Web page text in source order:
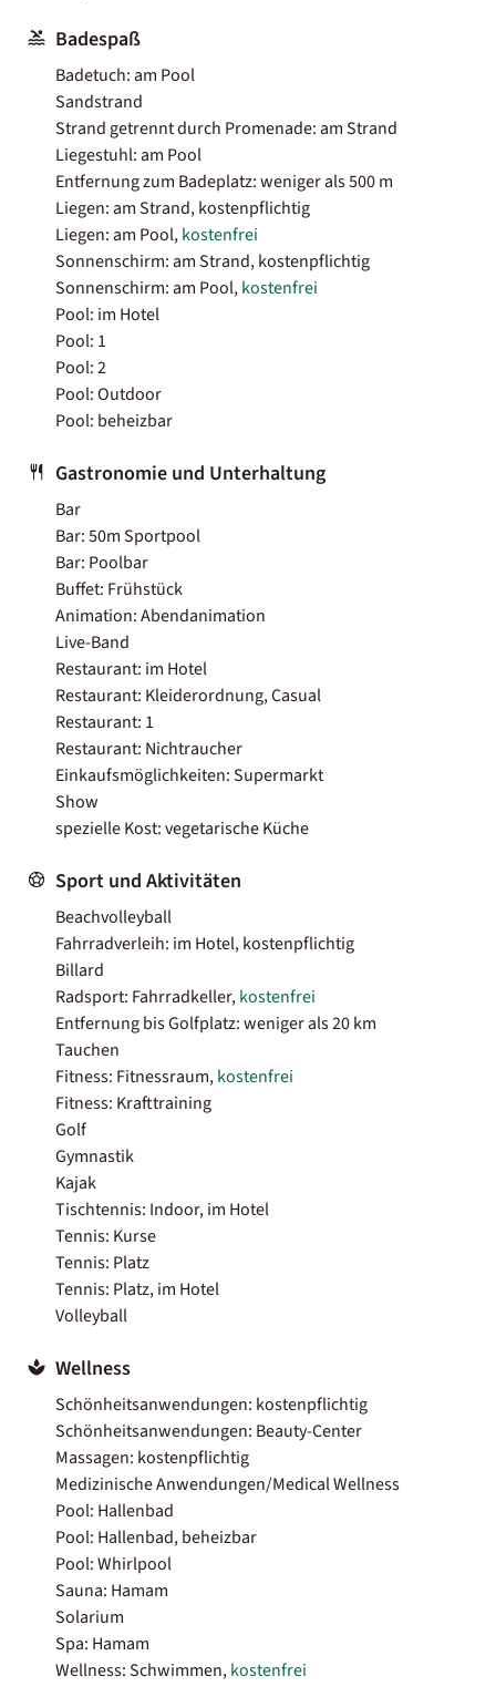
Badespaß
Badetuch: am Pool
Sandstrand
Strand getrennt durch Promenade: am Strand
Liegestuhl: am Pool
Entfernung zum Badeplatz: weniger als 500 m
Liegen: am Strand, kostenpflichtig
Liegen: am Pool,kostenfrei
Sonnenschirm: am Strand, kostenpflichtig
Sonnenschirm: am Pool,kostenfrei
Pool: im Hotel
Pool: 1
Pool: 2
Pool: Outdoor
Pool: beheizbar
Gastronomie und Unterhaltung
Bar
Bar: 50m Sportpool
Bar: Poolbar
Buffet: Frühstück
Animation: Abendanimation
Live-Band
Restaurant: im Hotel
Restaurant: Kleiderordnung, Casual
Restaurant: 1
Restaurant: Nichtraucher
Einkaufsmöglichkeiten: Supermarkt
Show
spezielle Kost: vegetarische Küche
Sport und Aktivitäten
Beachvolleyball
Fahrradverleih: im Hotel, kostenpflichtig
Billard
Radsport: Fahrradkeller,kostenfrei
Entfernung bis Golfplatz: weniger als 20 km
Tauchen
Fitness: Fitnessraum,kostenfrei
Fitness: Krafttraining
Golf
Gymnastik
Kajak
Tischtennis: Indoor, im Hotel
Tennis: Kurse
Tennis: Platz
Tennis: Platz, im Hotel
Volleyball
Wellness
Schönheitsanwendungen: kostenpflichtig
Schönheitsanwendungen: Beauty-Center
Massagen: kostenpflichtig
Medizinische Anwendungen/Medical Wellness
Pool: Hallenbad
Pool: Hallenbad, beheizbar
Pool: Whirlpool
Sauna: Hamam
Solarium
Spa: Hamam
Wellness: Schwimmen,kostenfrei